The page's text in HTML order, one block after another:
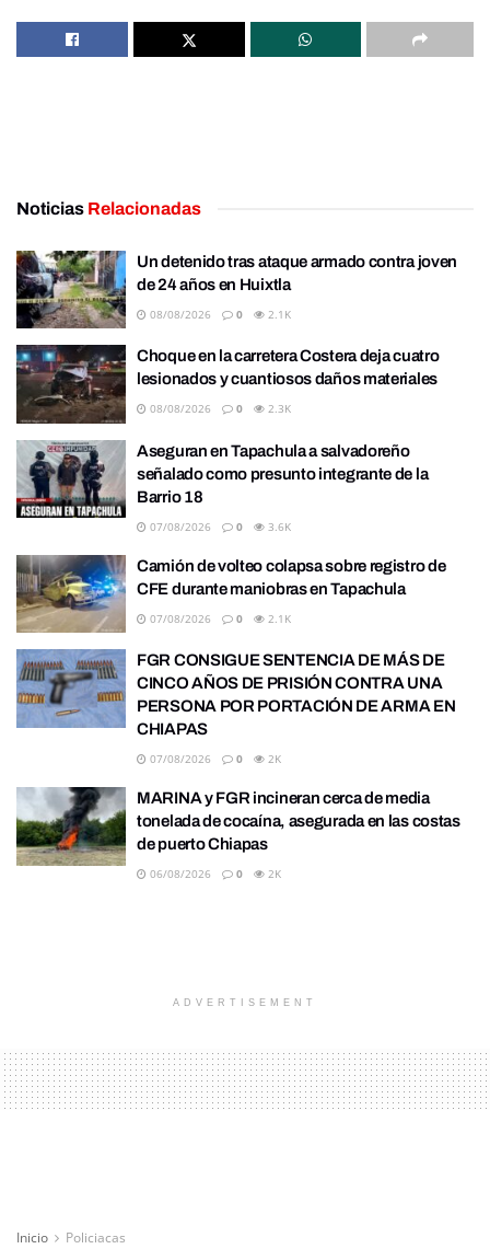
Noticias Relacionadas
Un detenido tras ataque armado contra joven
de 24 años en Huixtla
08/08/2026 0 2.1K
Choque en la carretera Costera deja cuatro
lesionados y cuantiosos daños materiales
08/08/2026 0 2.3K
Aseguran en Tapachula a salvadoreño
señalado como presunto integrante de la
Barrio 18
07/08/2026 0 3.6K
Camión de volteo colapsa sobre registro de
CFE durante maniobras en Tapachula
07/08/2026 0 2.1K
FGR CONSIGUE SENTENCIA DE MÁS DE
CINCO AÑOS DE PRISIÓN CONTRA UNA
PERSONA POR PORTACIÓN DE ARMA EN
CHIAPAS
07/08/2026 0 2K
MARINA y FGR incineran cerca de media
tonelada de cocaína, asegurada en las costas
de puerto Chiapas
06/08/2026 0 2K
ADVERTISEMENT
Inicio Policiacas